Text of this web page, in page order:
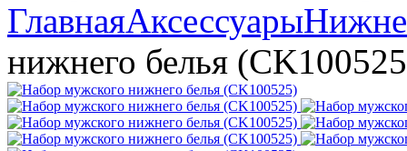
ГлавнаяАксессуары
нижнего белья